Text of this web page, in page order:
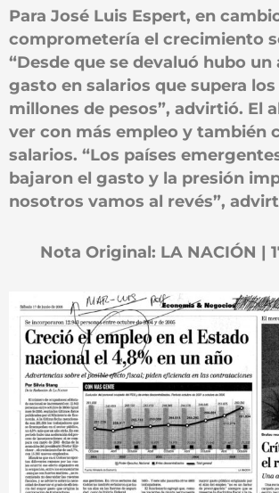
Para José Luis Espert, en
comprometería el crecimiento
“Desde que se devaluó hubo
gasto en salarios que supera
millones de pesos”, advirtió. El
ver con más empleo y también
salarios. “Los países
bajaron el gasto y la presión
nosotros vamos al revés”,
Nota Original: LA NACIÓN |